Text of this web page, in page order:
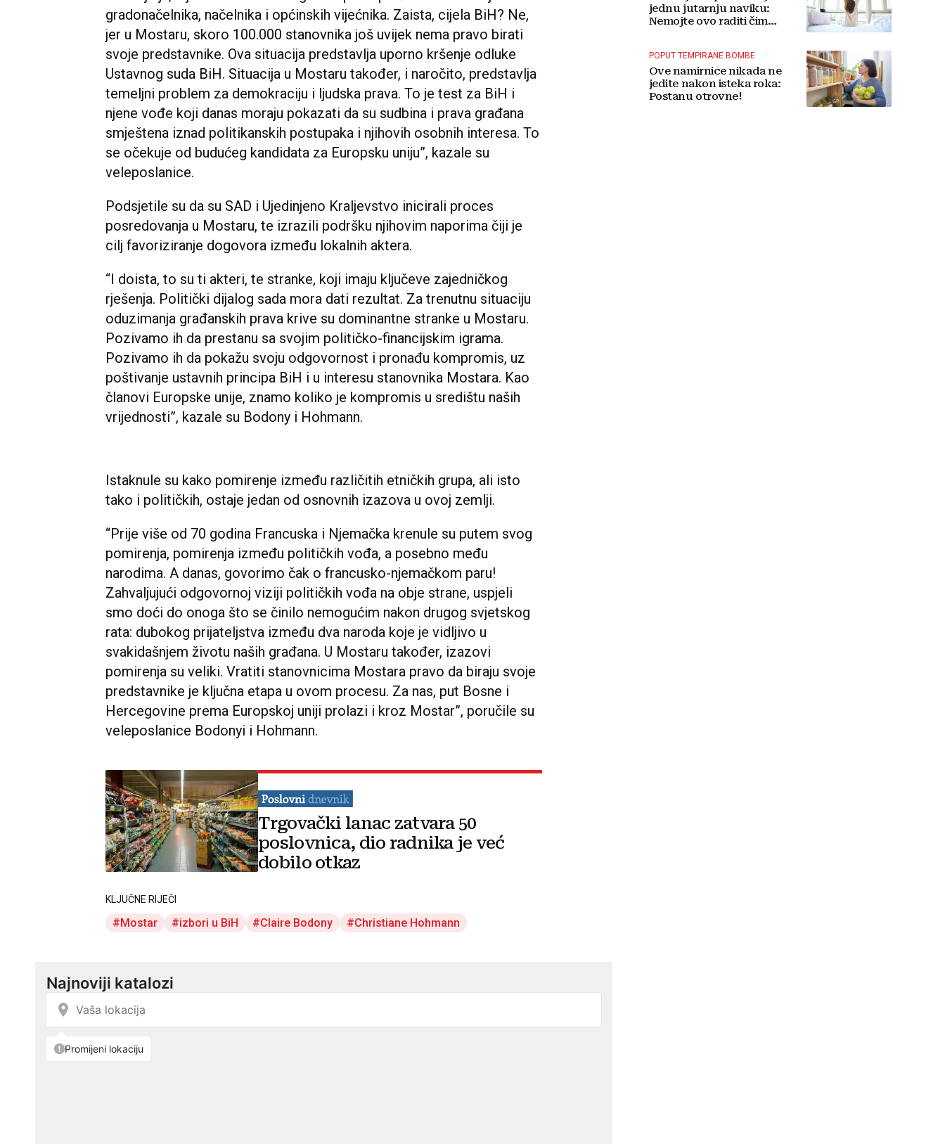
gradonačelnika, načelnika i općinskih vijećnika. Zaista, cijela BiH? Ne,
jer u Mostaru, skoro 100.000 stanovnika još uvijek nema pravo birati
svoje predstavnike. Ova situacija predstavlja uporno kršenje odluke
Ustavnog suda BiH. Situacija u Mostaru također, i naročito, predstavlja
temeljni problem za demokraciju i ljudska prava. To je test za BiH i
njene vođe koji danas moraju pokazati da su sudbina i prava građana
smještena iznad politikanskih postupaka i njihovih osobnih interesa. To
se očekuje od budućeg kandidata za Europsku uniju”, kazale su
veleposlanice.
Podsjetile su da su SAD i Ujedinjeno Kraljevstvo inicirali proces
posredovanja u Mostaru, te izrazili podršku njihovim naporima čiji je
cilj favoriziranje dogovora između lokalnih aktera.
“I doista, to su ti akteri, te stranke, koji imaju ključeve zajedničkog
rješenja. Politički dijalog sada mora dati rezultat. Za trenutnu situaciju
oduzimanja građanskih prava krive su dominantne stranke u Mostaru.
Pozivamo ih da prestanu sa svojim političko-financijskim igrama.
Pozivamo ih da pokažu svoju odgovornost i pronađu kompromis, uz
poštivanje ustavnih principa BiH i u interesu stanovnika Mostara. Kao
članovi Europske unije, znamo koliko je kompromis u središtu naših
vrijednosti”, kazale su Bodony i Hohmann.
Istaknule su kako pomirenje između različitih etničkih grupa, ali isto
tako i političkih, ostaje jedan od osnovnih izazova u ovoj zemlji.
“Prije više od 70 godina Francuska i Njemačka krenule su putem svog
pomirenja, pomirenja između političkih vođa, a posebno među
narodima. A danas, govorimo čak o francusko-njemačkom paru!
Zahvaljujući odgovornoj viziji političkih vođa na obje strane, uspjeli
smo doći do onoga što se činilo nemogućim nakon drugog svjetskog
rata: dubokog prijateljstva između dva naroda koje je vidljivo u
svakidašnjem životu naših građana. U Mostaru također, izazovi
pomirenja su veliki. Vratiti stanovnicima Mostara pravo da biraju svoje
predstavnike je ključna etapa u ovom procesu. Za nas, put Bosne i
Hercegovine prema Europskoj uniji prolazi i kroz Mostar”, poručile su
veleposlanice Bodonyi i Hohmann.
Trgovački lanac zatvara 50
poslovnica, dio radnika je već
dobilo otkaz
KLJUČNE RIJEČI
Mostar izbori u BiH Claire Bodony Christiane Hohmann
jednu jutarnju naviku:
Nemojte ovo raditi čim
POPUT TEMPIRANE BOMBE
Ove namirnice nikada ne
jedite nakon isteka roka:
Postanu otrovne!